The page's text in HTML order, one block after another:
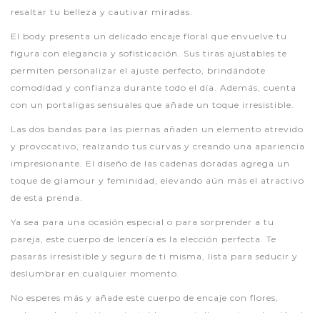
resaltar tu belleza y cautivar miradas.
El body presenta un delicado encaje floral que envuelve tu
figura con elegancia y sofisticación. Sus tiras ajustables te
permiten personalizar el ajuste perfecto, brindándote
comodidad y confianza durante todo el día. Además, cuenta
con un portaligas sensuales que añade un toque irresistible.
Las dos bandas para las piernas añaden un elemento atrevido
y provocativo, realzando tus curvas y creando una apariencia
impresionante. El diseño de las cadenas doradas agrega un
toque de glamour y feminidad, elevando aún más el atractivo
de esta prenda.
Ya sea para una ocasión especial o para sorprender a tu
pareja, este cuerpo de lencería es la elección perfecta. Te
pasarás irresistible y segura de ti misma, lista para seducir y
deslumbrar en cualquier momento.
No esperes más y añade este cuerpo de encaje con flores,